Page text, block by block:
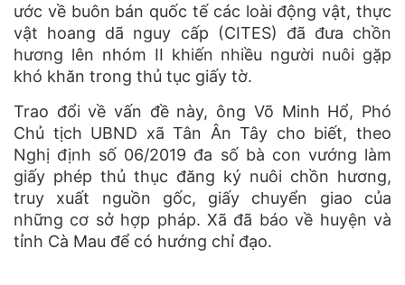
ước về buôn bán quốc tế các loài động vật, thực
vật hoang dã nguy cấp (CITES) đã đưa chồn
hương lên nhóm II khiến nhiều người nuôi gặp
khó khăn trong thủ tục giấy tờ.
Trao đổi về vấn đề này, ông Võ Minh Hổ, Phó
Chủ tịch UBND xã Tân Ân Tây cho biết, theo
Nghị định số 06/2019 đa số bà con vướng làm
giấy phép thủ thục đăng ký nuôi chồn hương,
truy xuất nguồn gốc, giấy chuyển giao của
những cơ sở hợp pháp. Xã đã báo về huyện và
tỉnh Cà Mau để có hướng chỉ đạo.